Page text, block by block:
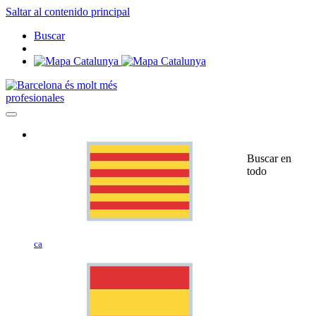
Saltar al contenido principal
Buscar
profesionales
ca
Buscar en
todo